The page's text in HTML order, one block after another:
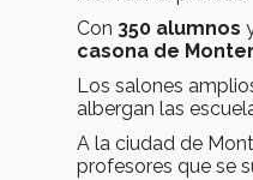
Con 350 alumnos
casona de
Los salones
albergan las
A la ciudad de
profesores que se